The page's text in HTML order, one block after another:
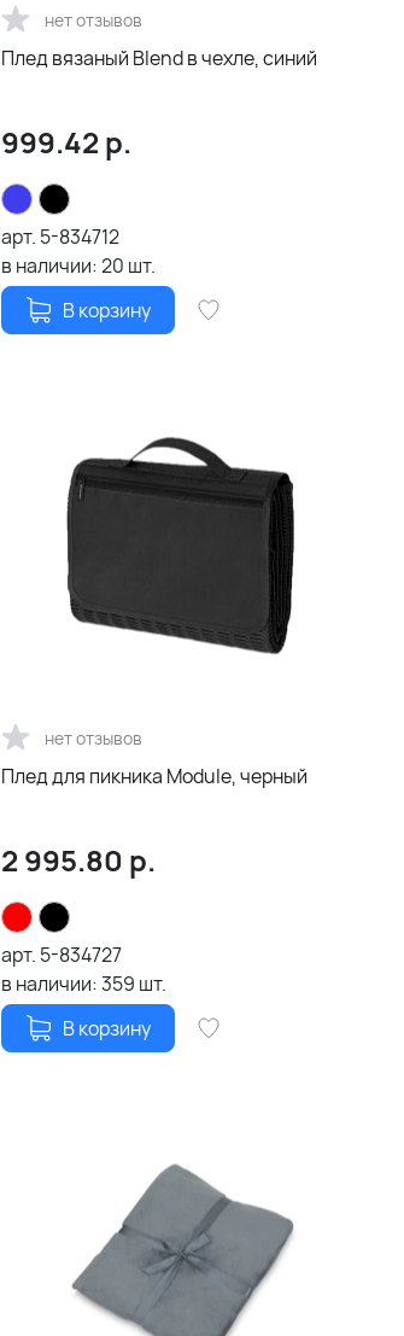
нет отзывов
Плед вязаный Blend в чехле, синий
999.42 р.
арт. 5-834712
в наличии:20 шт.
В корзину
нет отзывов
Плед для пикника Module, черный
2 995.80 р.
арт. 5-834727
в наличии:359 шт.
В корзину